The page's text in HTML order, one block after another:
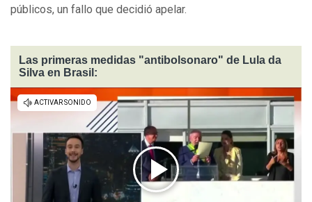
públicos, un fallo que decidió apelar.
Las primeras medidas "antibolsonaro" de Lula da
Silva en Brasil: